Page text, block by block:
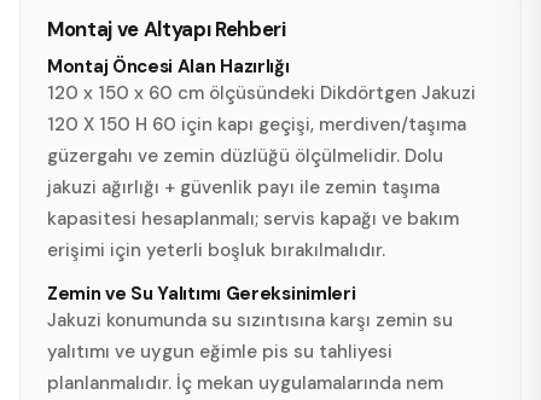
Montaj ve Altyapı Rehberi
Montaj Öncesi Alan Hazırlığı
120 x 150 x 60 cm ölçüsündeki Dikdörtgen Jakuzi
120 X 150 H 60 için kapı geçişi, merdiven/taşıma
güzergahı ve zemin düzlüğü ölçülmelidir. Dolu
jakuzi ağırlığı + güvenlik payı ile zemin taşıma
kapasitesi hesaplanmalı; servis kapağı ve bakım
erişimi için yeterli boşluk bırakılmalıdır.
Zemin ve Su Yalıtımı Gereksinimleri
Jakuzi konumunda su sızıntısına karşı zemin su
yalıtımı ve uygun eğimle pis su tahliyesi
planlanmalıdır. İç mekan uygulamalarında nem